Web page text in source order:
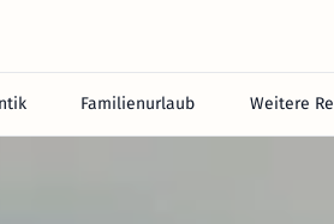
Familienurlaub Weitere